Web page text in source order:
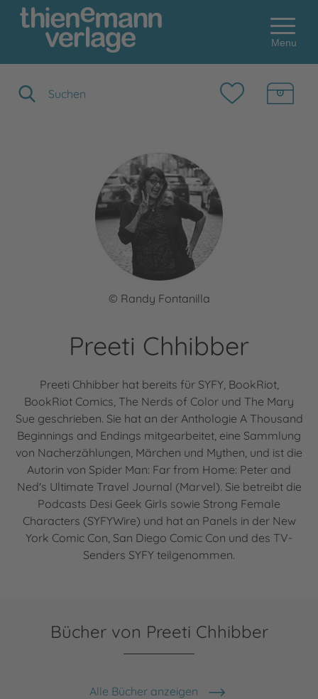
Menu
© Randy Fontanilla
Preeti Chhibber
Preeti Chhibber hat bereits für SYFY, BookRiot,
BookRiot Comics, The Nerds of Color und The Mary
Sue geschrieben. Sie hat an der Anthologie A Thousand
Beginnings and Endings mitgearbeitet, eine Sammlung
von Nacherzählungen, Märchen und Mythen, und ist die
Autorin von Spider Man: Far from Home: Peter and
Ned's Ultimate Travel Journal (Marvel). Sie betreibt die
Podcasts Desi Geek Girls sowie Strong Female
Characters (SYFYWire) und hat an Panels in der New
York Comic Con, San Diego Comic Con und des TV-
Senders SYFY teilgenommen.
Bücher von Preeti Chhibber
Alle Bücher anzeigen